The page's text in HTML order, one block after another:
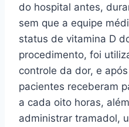
do hospital antes,
sem que a equipe
status de vitamina D
procedimento, foi
controle da dor, e
pacientes receberam
a cada oito horas,
administrar tramadol,